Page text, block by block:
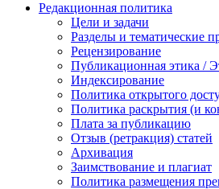
Редакционная политика
Цели и задачи
Разделы и тематические
Рецензирование
Публикационная этика /
Индексирование
Политика открытого
Политика раскрытия (и
Плата за публикацию
Отзыв (ретракция) статей
Архивация
Заимствование и плагиат
Политика размещения